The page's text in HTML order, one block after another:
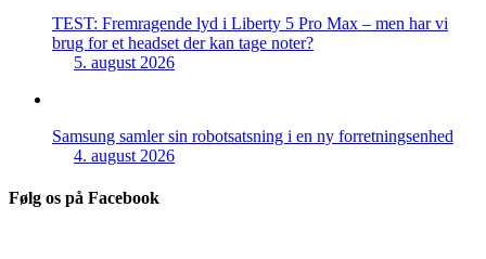
TEST: Fremragende lyd i Liberty 5 Pro Max – men har vi
brug for et headset der kan tage noter?
5. august 2026
Samsung samler sin robotsatsning i en ny forretningsenhed
4. august 2026
Følg os på Facebook